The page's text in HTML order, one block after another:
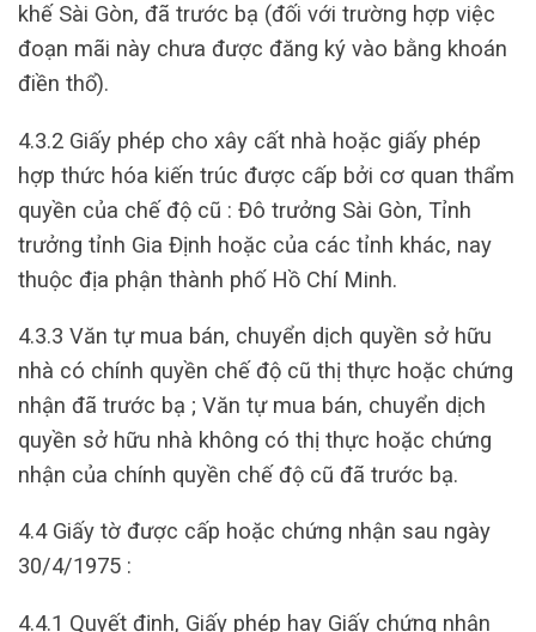
khế Sài Gòn, đã trước bạ (đối với trường hợp việc
đoạn mãi này chưa được đăng ký vào bằng khoán
điền thổ).
4.3.2 Giấy phép cho xây cất nhà hoặc giấy phép
hợp thức hóa kiến trúc được cấp bởi cơ quan thẩm
quyền của chế độ cũ : Đô trưởng Sài Gòn, Tỉnh
trưởng tỉnh Gia Định hoặc của các tỉnh khác, nay
thuộc địa phận thành phố Hồ Chí Minh.
4.3.3 Văn tự mua bán, chuyển dịch quyền sở hữu
nhà có chính quyền chế độ cũ thị thực hoặc chứng
nhận đã trước bạ ; Văn tự mua bán, chuyển dịch
quyền sở hữu nhà không có thị thực hoặc chứng
nhận của chính quyền chế độ cũ đã trước bạ.
4.4 Giấy tờ được cấp hoặc chứng nhận sau ngày
30/4/1975 :
4.4.1 Quyết định, Giấy phép hay Giấy chứng nhận